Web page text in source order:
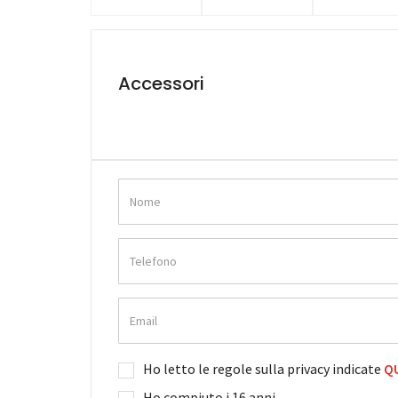
Accessori
Ho letto le regole sulla privacy indicate